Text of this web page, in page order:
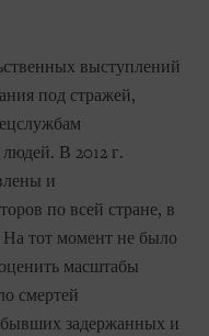
выступлений
под стражей,
В 2012 г.
и
по всей стране, в
тот момент не было
масштабы
смертей
бывших задержанных и